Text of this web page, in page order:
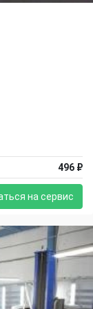
496 ₽
на сервис